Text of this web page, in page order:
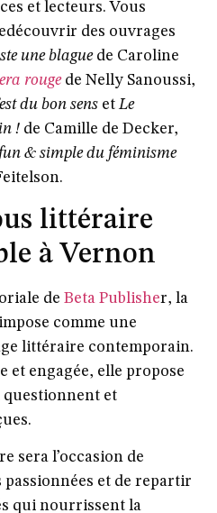
et lecteurs. Vous
des ouvrages
une blaguede Caroline
rougede Nelly Sanoussi,
du bon sens etLe
! de Camille de Decker,
& simple du féminisme
littéraire
à Vernon
de Beta Publisher, la
comme une
littéraire contemporain.
et engagée, elle propose
questionnent et
sera l’occasion de
et de repartir
qui nourrissent la